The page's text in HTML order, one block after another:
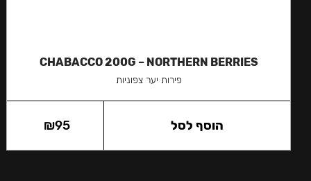
CHABACCO 200G – NORTHERN BERRIES
פירות יער צפוניות
₪95 הוסף לסל